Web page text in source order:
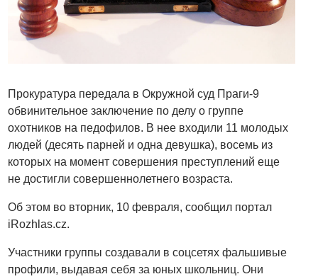
Прокуратура передала в Окружной суд Праги-9
обвинительное заключение по делу о группе
охотников на педофилов. В нее входили 11 молодых
людей (десять парней и одна девушка), восемь из
которых на момент совершения преступлений еще
не достигли совершеннолетнего возраста.
Об этом во вторник, 10 февраля, сообщил портал
iRozhlas.cz.
Участники группы создавали в соцсетях фальшивые
профили, выдавая себя за юных школьниц. Они